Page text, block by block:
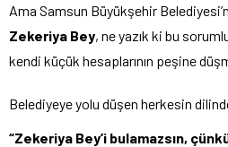
Ama Samsun Büyükşehir
Zekeriya Bey, ne yazık ki bu
kendi küçük hesaplarının peşine
Belediyeye yolu düşen herkesin
“Zekeriya Bey’i bulamazsın,